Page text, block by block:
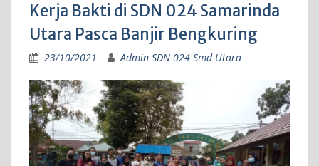
Kerja Bakti di SDN 024 Samarinda
Utara Pasca Banjir Bengkuring
23/10/2021 Admin SDN 024 Smd Utara